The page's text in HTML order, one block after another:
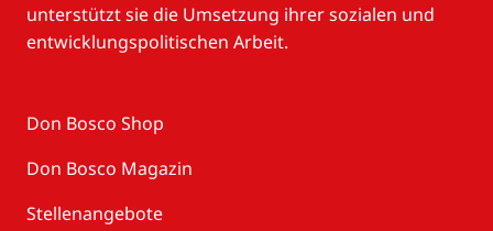
unterstützt sie die Umsetzung ihrer sozialen und
entwicklungspolitischen Arbeit.
Don Bosco Shop
Don Bosco Magazin
Stellenangebote